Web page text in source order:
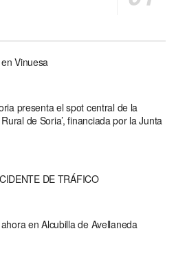
Vinuesa
presenta el spot central de la
de Soria’, financiada por la Junta
DE TRÁFICO
en Alcubilla de Avellaneda